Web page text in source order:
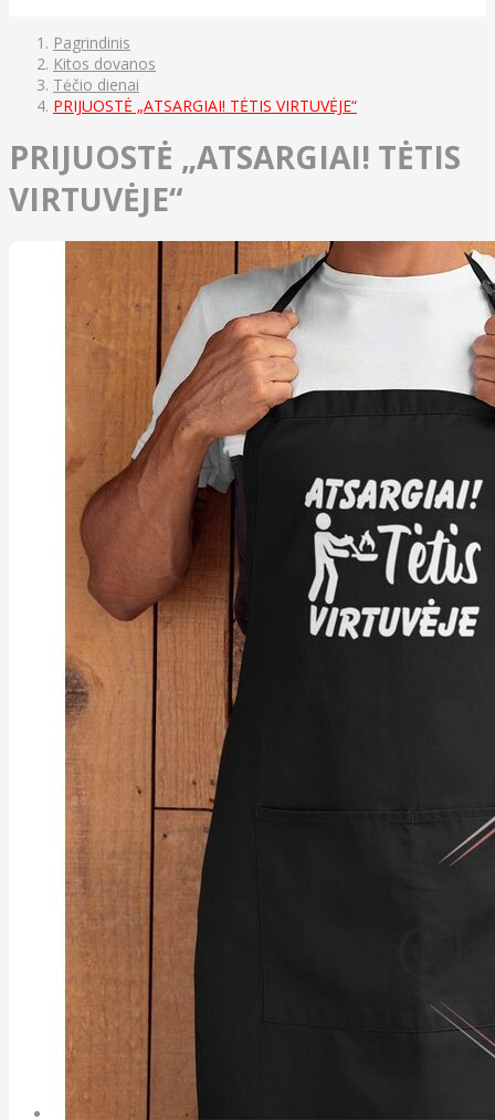
Pagrindinis
Kitos dovanos
Tėčio dienai
PRIJUOSTĖ „ATSARGIAI! TĖTIS VIRTUVĖJE“
PRIJUOSTĖ „ATSARGIAI! TĖTIS
VIRTUVĖJE“